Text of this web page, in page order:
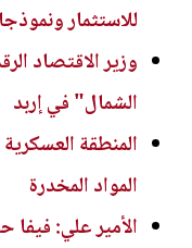
للاستثمار
وزير الاقتصاد
الشمال" في إربد
المنطقة
المواد المخدرة
الأمير علي: